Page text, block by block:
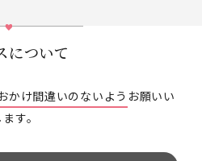
について
かけ間違いのないよう お願いい
す。